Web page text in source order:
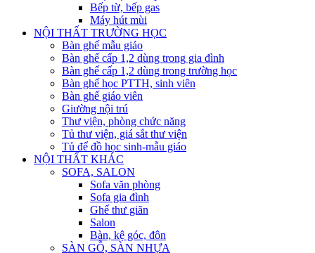
Bếp từ, bếp gas
Máy hút mùi
NỘI THẤT TRƯỜNG HỌC
Bàn ghế mẫu giáo
Bàn ghế cấp 1,2 dùng trong gia đình
Bàn ghế cấp 1,2 dùng trong trường học
Bàn ghế học PTTH, sinh viên
Bàn ghế giáo viên
Giường nội trú
Thư viện, phòng chức năng
Tủ thư viện, giá sắt thư viện
Tủ để đồ học sinh-mẫu giáo
NỘI THẤT KHÁC
SOFA, SALON
Sofa văn phòng
Sofa gia đình
Ghế thư giãn
Salon
Bàn, kệ góc, đôn
SÀN GỖ, SÀN NHỰA